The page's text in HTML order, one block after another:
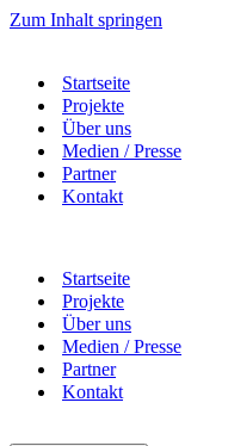
Zum Inhalt springen
Startseite
Projekte
Über uns
Medien / Presse
Partner
Kontakt
Startseite
Projekte
Über uns
Medien / Presse
Partner
Kontakt